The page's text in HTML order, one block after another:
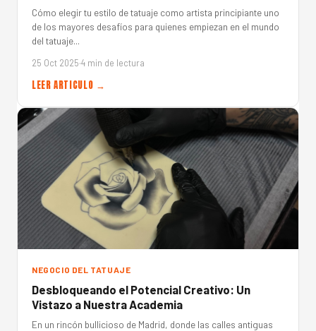
Cómo elegir tu estilo de tatuaje como artista principiante uno
de los mayores desafíos para quienes empiezan en el mundo
del tatuaje...
25 Oct 2025·4 min de lectura
LEER ARTICULO →
NEGOCIO DEL TATUAJE
Desbloqueando el Potencial Creativo: Un
Vistazo a Nuestra Academia
En un rincón bullicioso de Madrid, donde las calles antiguas